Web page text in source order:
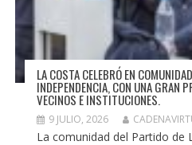
LA COSTA CELEBRÓ EN
INDEPENDENCIA, CON UNA GRAN
VECINOS E INSTITUCIONES.
9 JULIO, 2026
La comunidad del Partido de